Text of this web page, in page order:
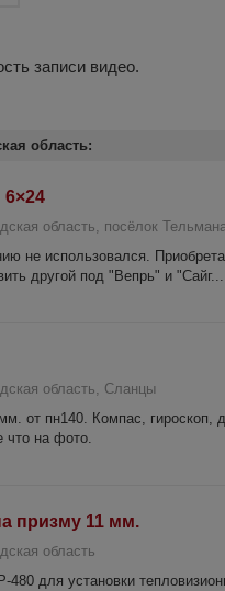
записи видео.
область:
область, посёлок
не использовался.
другой под "Вепрь" и "Сайг...
область, Сланцы
от пн140. Компас, гироскоп,
что на фото.
призму 11 мм.
область
480 для установки